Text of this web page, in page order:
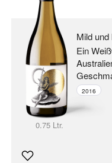
0.75 Ltr.
Mild
Ein
2016